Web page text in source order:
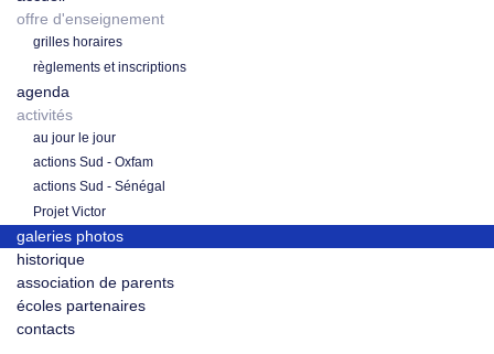
offre d'enseignement
grilles horaires
règlements et inscriptions
agenda
activités
au jour le jour
actions Sud - Oxfam
actions Sud - Sénégal
Projet Victor
galeries photos
historique
association de parents
écoles partenaires
contacts